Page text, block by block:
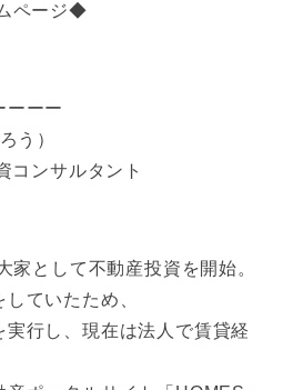
ページ◆
ーーー
う）
コンサルタント
家として不動産投資を開始。
ていたため、
行し、現在は法人で賃貸経